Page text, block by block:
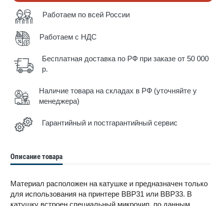
Работаем по всей России
Работаем с НДС
Бесплатная доставка по РФ при заказе от 50 000
р.
Наличие товара на складах в РФ (уточняйте у
менеджера)
Гарантийный и постгарантийный сервис
Описание товара
Материал расположен на катушке и предназначен только
для использования на принтере BBP31 или BBP33. В
катушку встроен специальный микрочип, по данным